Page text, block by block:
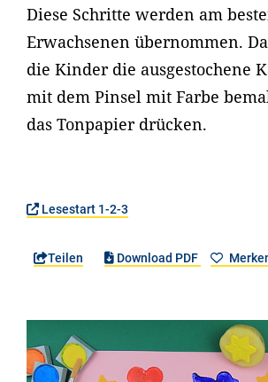
Diese Schritte werden am
Erwachsenen übernommen.
die Kinder die ausgestochene
mit dem Pinsel mit Farbe
das Tonpapier drücken.
Lesestart 1-2-3
Teilen Download PDF